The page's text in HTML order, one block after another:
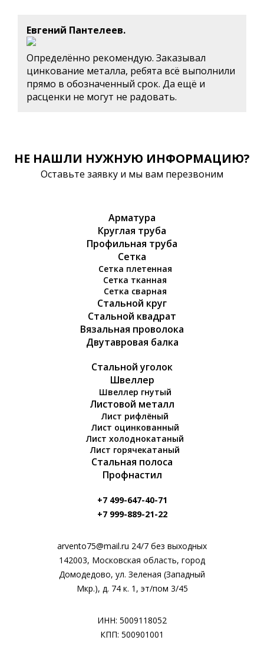
Евгений Пантелеев.
Определённо рекомендую. Заказывал
цинкование металла, ребята всё выполнили
прямо в обозначенный срок. Да ещё и
расценки не могут не радовать.
НЕ НАШЛИ НУЖНУЮ ИНФОРМАЦИЮ?
Оставьте заявку и мы вам перезвоним
Арматура
Круглая труба
Профильная труба
Сетка
Сетка плетенная
Сетка тканная
Сетка сварная
Стальной круг
Стальной квадрат
Вязальная проволока
Двутавровая балка
Стальной уголок
Швеллер
Швеллер гнутый
Листовой металл
Лист рифлёный
Лист оцинкованный
Лист холоднокатаный
Лист горячекатаный
Стальная полоса
Профнастил
+7 499-647-40-71
+7 999-889-21-22
arvento75@mail.ru 24/7 без выходных
142003, Московская область, город
Домодедово, ул. Зеленая (Западный
Мкр.), д. 74 к. 1, эт/пом 3/45
ИНН: 5009118052
КПП: 500901001